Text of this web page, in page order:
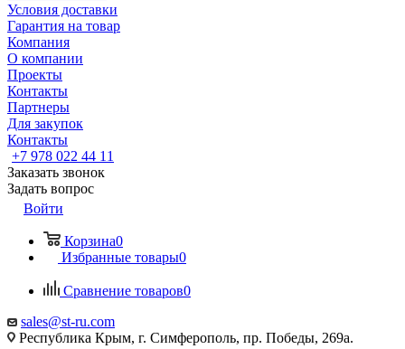
Условия доставки
Гарантия на товар
Компания
О компании
Проекты
Контакты
Партнеры
Для закупок
Контакты
+7 978 022 44 11
Заказать звонок
Задать вопрос
Войти
Корзина0
Избранные товары0
Сравнение товаров0
sales@st-ru.com
Республика Крым, г. Симферополь, пр. Победы, 269а.